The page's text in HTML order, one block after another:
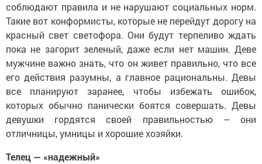
соблюдают правила и не нарушают социальных норм.
Такие вот конформисты, которые не перейдут дорогу на
красный свет светофора. Они будут терпеливо ждать
пока не загорит зеленый, даже если нет машин. Деве
мужчине важно знать, что он живет правильно, что все
его действия разумны, а главное рациональны. Девы
все планируют заранее, чтобы избежать ошибок,
которых обычно панически боятся совершать. Девы
девушки гордятся своей правильностью – они
отличницы, умницы и хорошие хозяйки.
Телец — «надежный»